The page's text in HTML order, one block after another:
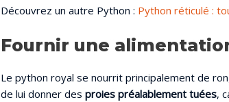
Découvrez un autre Python : Python réticulé :
Fournir une
Le python royal se nourrit principalement de
de lui donner des proies préalablement tuées,